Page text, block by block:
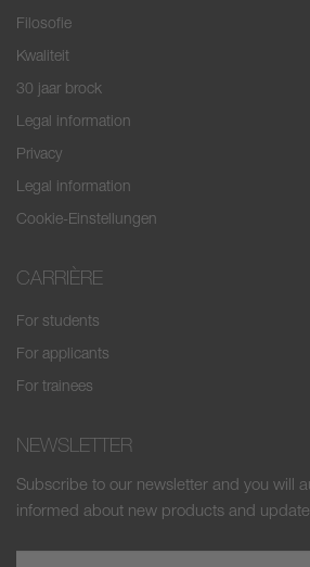
Filosofie
Kwaliteit
30 jaar brock
Legal information
Privacy
Legal information
Cookie-Einstellungen
CARRIÈRE
For students
For applicants
For trainees
NEWSLETTER
Subscribe to our newsletter and you will
informed about new products and